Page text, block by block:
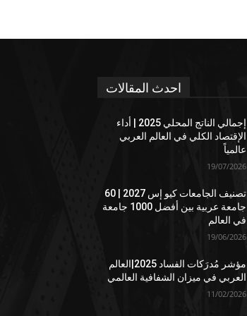
احدث المقالات
إجمالي الناتج المحلي 2025 | أداء
الإقتصاد الكلي في العالم العربي
عالمياً
19/07/2026
تصنيف الجامعات كيو إس 2027 | 60
جامعة عربية بين أفضل 1000 جامعة
في العالم
19/06/2026
مؤشر مُدرَكات الفساد 2025|العالم
العربي في ميزان الشفافية العالمي
11/02/2026